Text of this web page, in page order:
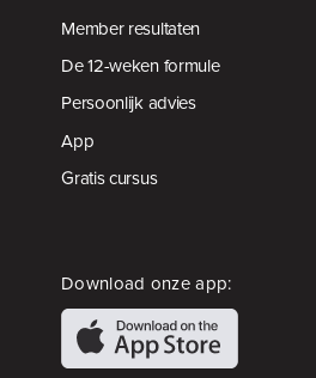
Member resultaten
De 12-weken formule
Persoonlijk advies
App
Gratis cursus
Download onze app: